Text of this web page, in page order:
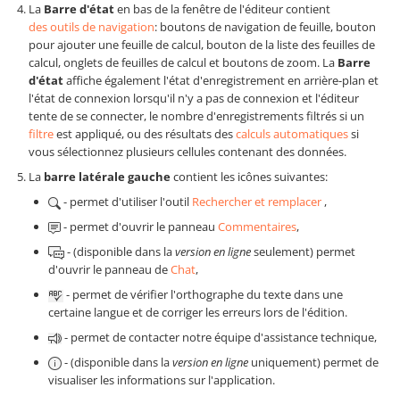
La Barre d'étaten bas de la fenêtre de l'éditeur contient
des outils de navigation: boutons de navigation de feuille, bouton
pour ajouter une feuille de calcul, bouton de la liste des feuilles de
calcul, onglets de feuilles de calcul et boutons de zoom. La Barre
d'étataffiche également l'état d'enregistrement en arrière-plan et
l'état de connexion lorsqu'il n'y a pas de connexion et l'éditeur
tente de se connecter, le nombre d'enregistrements filtrés si un
filtreest appliqué, ou des résultats descalculs automatiquessi
vous sélectionnez plusieurs cellules contenant des données.
La barre latérale gauchecontient les icônes suivantes:
- permet d'utiliser l'outil Rechercher et remplacer ,
- permet d'ouvrir le panneau Commentaires,
- (disponible dans laversion en ligneseulement) permet
d'ouvrir le panneau deChat,
- permet de vérifier l'orthographe du texte dans une
certaine langue et de corriger les erreurs lors de l'édition.
- permet de contacter notre équipe d'assistance technique,
- (disponible dans laversion en ligne uniquement) permet de
visualiser les informations sur l'application.